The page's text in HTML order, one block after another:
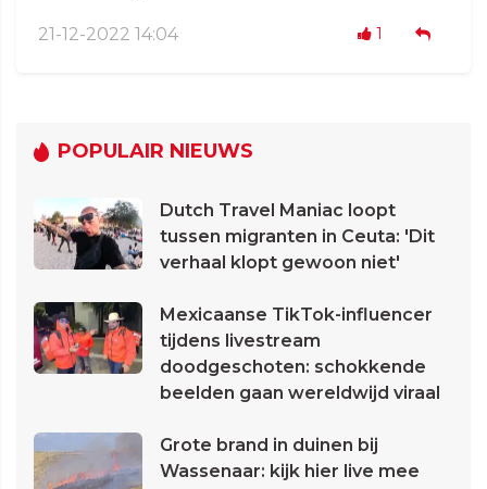
21-12-2022 14:04 1
POPULAIR NIEUWS
Dutch Travel Maniac loopt
tussen migranten in Ceuta: 'Dit
verhaal klopt gewoon niet'
Mexicaanse TikTok-influencer
tijdens livestream
doodgeschoten: schokkende
beelden gaan wereldwijd viraal
Grote brand in duinen bij
Wassenaar: kijk hier live mee